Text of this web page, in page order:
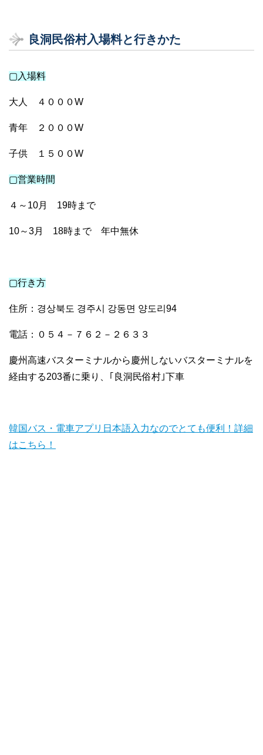
良洞民俗村入場料と行きかた
▢入場料
大人 ４０００W
青年 ２０００W
子供 １５００W
▢営業時間
４～10月 19時まで
10～3月 18時まで 年中無休
▢行き方
住所：경상북도 경주시 강동면 양도리94
電話：０５４－７６２－２６３３
慶州高速バスターミナルから慶州しないバスターミナルを
経由する203番に乗り、｢良洞民俗村｣下車
韓国バス・電車アプリ日本語入力なのでとても便利！詳細
はこちら！